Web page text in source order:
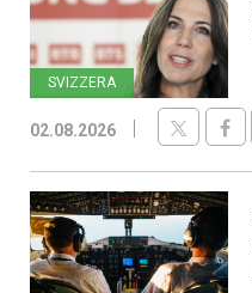
SVIZZERA
02.08.2026